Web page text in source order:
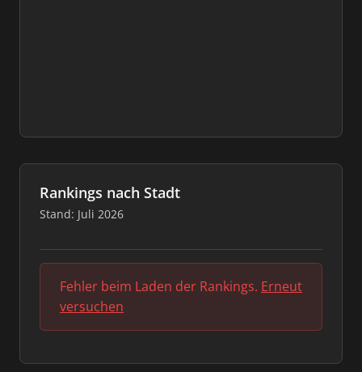
Rankings nach Stadt
Stand: Juli 2026
Fehler beim Laden der Rankings. Erneut
versuchen